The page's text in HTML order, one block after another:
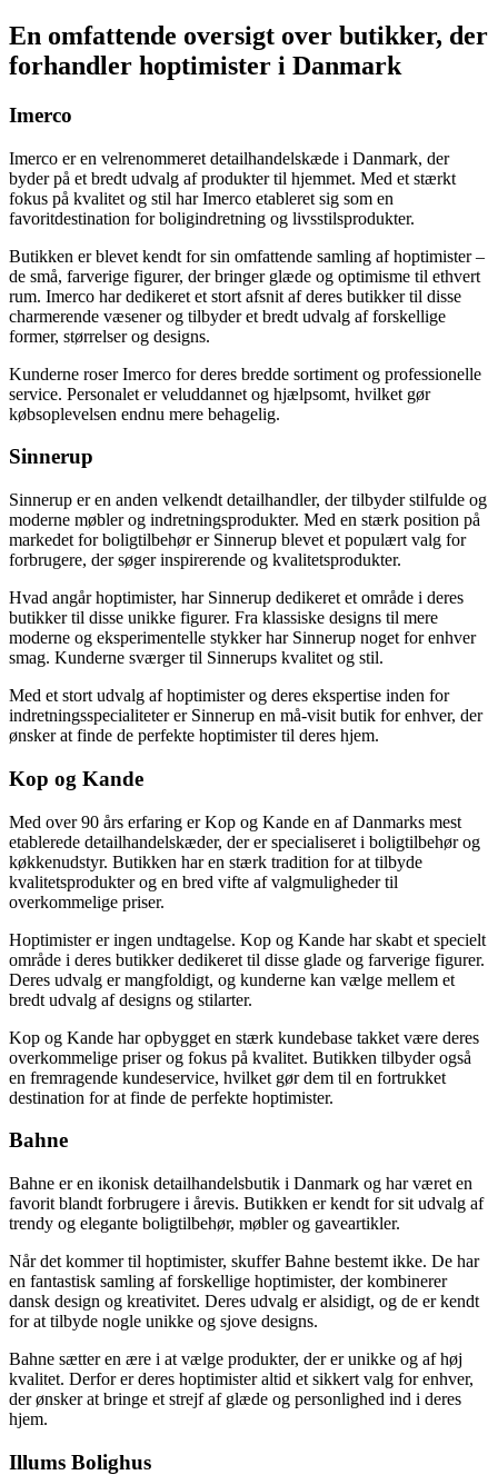
En omfattende oversigt over butikker, der
forhandler hoptimister i Danmark
Imerco
Imerco er en velrenommeret detailhandelskæde i Danmark, der
byder på et bredt udvalg af produkter til hjemmet. Med et stærkt
fokus på kvalitet og stil har Imerco etableret sig som en
favoritdestination for boligindretning og livsstilsprodukter.
Butikken er blevet kendt for sin omfattende samling af hoptimister –
de små, farverige figurer, der bringer glæde og optimisme til ethvert
rum. Imerco har dedikeret et stort afsnit af deres butikker til disse
charmerende væsener og tilbyder et bredt udvalg af forskellige
former, størrelser og designs.
Kunderne roser Imerco for deres bredde sortiment og professionelle
service. Personalet er veluddannet og hjælpsomt, hvilket gør
købsoplevelsen endnu mere behagelig.
Sinnerup
Sinnerup er en anden velkendt detailhandler, der tilbyder stilfulde og
moderne møbler og indretningsprodukter. Med en stærk position på
markedet for boligtilbehør er Sinnerup blevet et populært valg for
forbrugere, der søger inspirerende og kvalitetsprodukter.
Hvad angår hoptimister, har Sinnerup dedikeret et område i deres
butikker til disse unikke figurer. Fra klassiske designs til mere
moderne og eksperimentelle stykker har Sinnerup noget for enhver
smag. Kunderne sværger til Sinnerups kvalitet og stil.
Med et stort udvalg af hoptimister og deres ekspertise inden for
indretningsspecialiteter er Sinnerup en må-visit butik for enhver, der
ønsker at finde de perfekte hoptimister til deres hjem.
Kop og Kande
Med over 90 års erfaring er Kop og Kande en af Danmarks mest
etablerede detailhandelskæder, der er specialiseret i boligtilbehør og
køkkenudstyr. Butikken har en stærk tradition for at tilbyde
kvalitetsprodukter og en bred vifte af valgmuligheder til
overkommelige priser.
Hoptimister er ingen undtagelse. Kop og Kande har skabt et specielt
område i deres butikker dedikeret til disse glade og farverige figurer.
Deres udvalg er mangfoldigt, og kunderne kan vælge mellem et
bredt udvalg af designs og stilarter.
Kop og Kande har opbygget en stærk kundebase takket være deres
overkommelige priser og fokus på kvalitet. Butikken tilbyder også
en fremragende kundeservice, hvilket gør dem til en fortrukket
destination for at finde de perfekte hoptimister.
Bahne
Bahne er en ikonisk detailhandelsbutik i Danmark og har været en
favorit blandt forbrugere i årevis. Butikken er kendt for sit udvalg af
trendy og elegante boligtilbehør, møbler og gaveartikler.
Når det kommer til hoptimister, skuffer Bahne bestemt ikke. De har
en fantastisk samling af forskellige hoptimister, der kombinerer
dansk design og kreativitet. Deres udvalg er alsidigt, og de er kendt
for at tilbyde nogle unikke og sjove designs.
Bahne sætter en ære i at vælge produkter, der er unikke og af høj
kvalitet. Derfor er deres hoptimister altid et sikkert valg for enhver,
der ønsker at bringe et strejf af glæde og personlighed ind i deres
hjem.
Illums Bolighus